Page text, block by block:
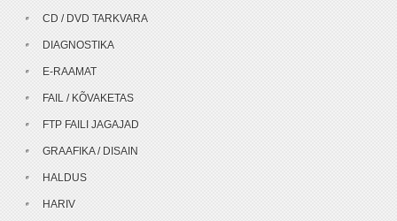
CD / DVD TARKVARA
DIAGNOSTIKA
E-RAAMAT
FAIL / KÕVAKETAS
FTP FAILI JAGAJAD
GRAAFIKA / DISAIN
HALDUS
HARIV